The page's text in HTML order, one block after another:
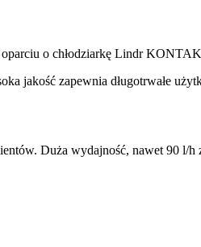
o chłodziarkę Lindr
jakość zapewnia długotrwałe
Duża wydajność, nawet 90 l/h